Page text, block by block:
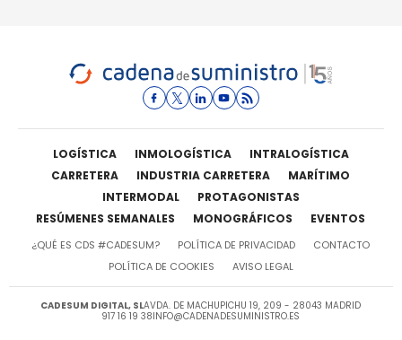
LOGÍSTICA INMOLOGÍSTICA
INTRALOGÍSTICA
CARRETERA
INDUSTRIA CARRETERA
MARÍTIMO
INTERMODAL
PROTAGONISTAS
RESÚMENES SEMANALES
MONOGRÁFICOS EVENTOS
¿QUÉ ES CDS #CADESUM? POLÍTICA DE PRIVACIDAD
CONTACTO
POLÍTICA DE COOKIES
AVISO LEGAL
CADESUM DIGITAL, SLAVDA. DE MACHUPICHU 19, 209 - 28043 MADRID
917 16 19 38INFO@CADENADESUMINISTRO.ES